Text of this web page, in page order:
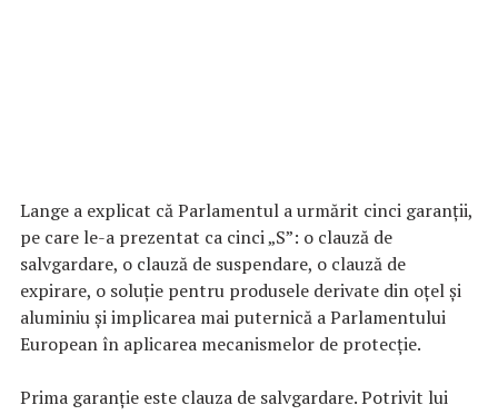
Lange a explicat că Parlamentul a urmărit cinci garanții,
pe care le-a prezentat ca cinci „S”: o clauză de
salvgardare, o clauză de suspendare, o clauză de
expirare, o soluție pentru produsele derivate din oțel și
aluminiu și implicarea mai puternică a Parlamentului
European în aplicarea mecanismelor de protecție.
Prima garanție este clauza de salvgardare. Potrivit lui